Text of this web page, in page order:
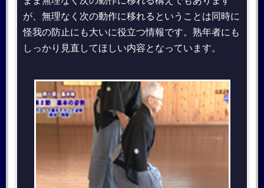
が、無理なく次の動作に移れるということは同時に
怪我の防止にも大いに役立つ情報です。熟年者にも
しっかり見直してほしい内容となっています。